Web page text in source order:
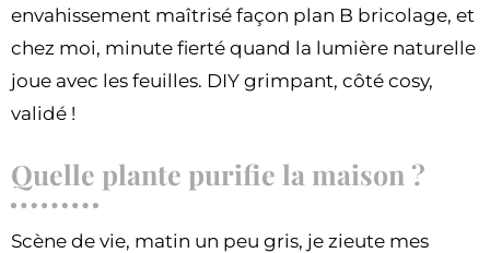
envahissement maîtrisé façon plan B bricolage, et
chez moi, minute fierté quand la lumière naturelle
joue avec les feuilles. DIY grimpant, côté cosy,
validé !
Quelle plante purifie la maison ?
Scène de vie, matin un peu gris, je zieute mes